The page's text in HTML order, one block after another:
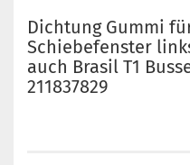
Dichtung Gummi
Schiebefenster
auch Brasil T1
211837829